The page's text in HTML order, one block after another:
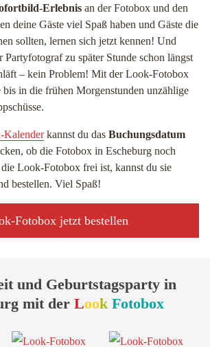
Erlebnis an der Fotobox und den
deine Gäste viel Spaß haben und Gäste die
sollten, lernen sich jetzt kennen! Und
zu später Stunde schon längst
– kein Problem! Mit der Look-Fotobox
bis in die frühen Morgenstunden unzählige
Kalenderkannst du das Buchungsdatum
ob die Fotobox in Escheburg noch
Look-Fotobox frei ist, kannst du sie
bestellen. Viel Spaß!
Fotobox jetzt bestellen
und Geburtstagsparty in
mit der Look Fotobox